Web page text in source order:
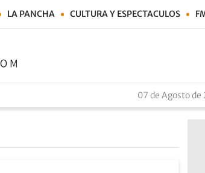
LA PANCHA CULTURA Y ESPECTACULOS
07 de Agosto